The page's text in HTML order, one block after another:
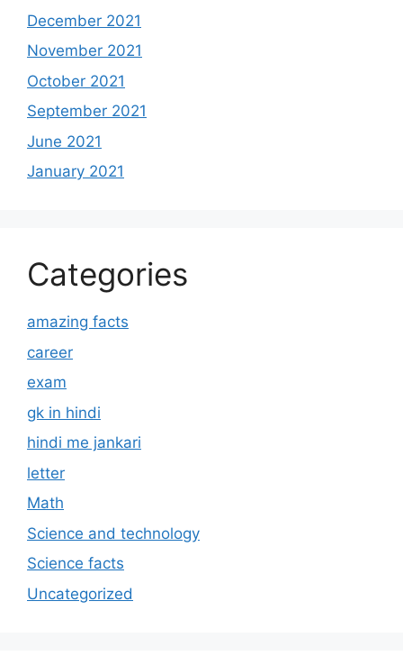
December 2021
November 2021
October 2021
September 2021
June 2021
January 2021
Categories
amazing facts
career
exam
gk in hindi
hindi me jankari
letter
Math
Science and technology
Science facts
Uncategorized